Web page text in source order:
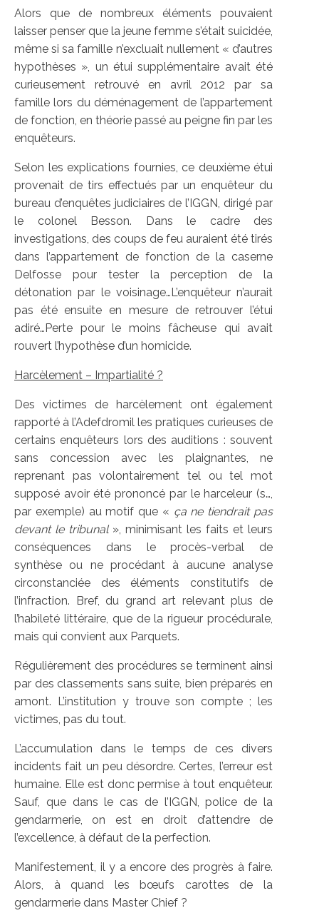
Alors que de nombreux éléments pouvaient
laisser penser que la jeune femme s’était suicidée,
même si sa famille n’excluait nullement « d’autres
hypothèses », un étui supplémentaire avait été
curieusement retrouvé en avril 2012 par sa
famille lors du déménagement de l’appartement
de fonction, en théorie passé au peigne fin par les
enquêteurs.
Selon les explications fournies, ce deuxième étui
provenait de tirs effectués par un enquêteur du
bureau d’enquêtes judiciaires de l’IGGN, dirigé par
le colonel Besson. Dans le cadre des
investigations, des coups de feu auraient été tirés
dans l’appartement de fonction de la caserne
Delfosse pour tester la perception de la
détonation par le voisinage…L’enquêteur n’aurait
pas été ensuite en mesure de retrouver l’étui
adiré…Perte pour le moins fâcheuse qui avait
rouvert l’hypothèse d’un homicide.
Harcèlement – Impartialité ?
Des victimes de harcèlement ont également
rapporté à l’Adefdromil les pratiques curieuses de
certains enquêteurs lors des auditions : souvent
sans concession avec les plaignantes, ne
reprenant pas volontairement tel ou tel mot
supposé avoir été prononcé par le harceleur (s…,
par exemple) au motif que « ça ne tiendrait pas
devant le tribunal », minimisant les faits et leurs
conséquences dans le procès-verbal de
synthèse ou ne procédant à aucune analyse
circonstanciée des éléments constitutifs de
l’infraction. Bref, du grand art relevant plus de
l’habileté littéraire, que de la rigueur procédurale,
mais qui convient aux Parquets.
Régulièrement des procédures se terminent ainsi
par des classements sans suite, bien préparés en
amont. L’institution y trouve son compte ; les
victimes, pas du tout.
L’accumulation dans le temps de ces divers
incidents fait un peu désordre. Certes, l’erreur est
humaine. Elle est donc permise à tout enquêteur.
Sauf, que dans le cas de l’IGGN, police de la
gendarmerie, on est en droit d’attendre de
l’excellence, à défaut de la perfection.
Manifestement, il y a encore des progrès à faire.
Alors, à quand les bœufs carottes de la
gendarmerie dans Master Chief ?